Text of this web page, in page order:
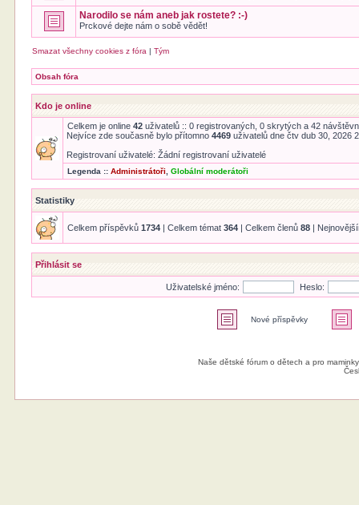
Narodilo se nám aneb jak rostete? :-)
Prckové dejte nám o sobě vědět!
Smazat všechny cookies z fóra |Tým
Obsah fóra
Kdo je online
Celkem je online42 uživatelů :: 0 registrovaných, 0 skrytých a 42
Nejvíce zde současně bylo přítomno4469 uživatelů dne čtv dub 30, 2026
Registrovaní uživatelé: Žádní registrovaní uživatelé
Legenda ::Administrátoři ,Globální moderátoři
Statistiky
Celkem příspěvků1734 | Celkem témat364 | Celkem členů88 |
Přihlásit se
Uživatelské jméno: Heslo:
Nové příspěvky
Naše dětské fórum o dětech a pro